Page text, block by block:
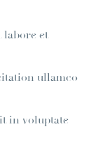
labore et
ullamco
in voluptate